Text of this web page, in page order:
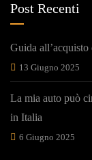
Post Recenti
Guida
13 Giugno 2025
La mia auto può
in Italia
6 Giugno 2025